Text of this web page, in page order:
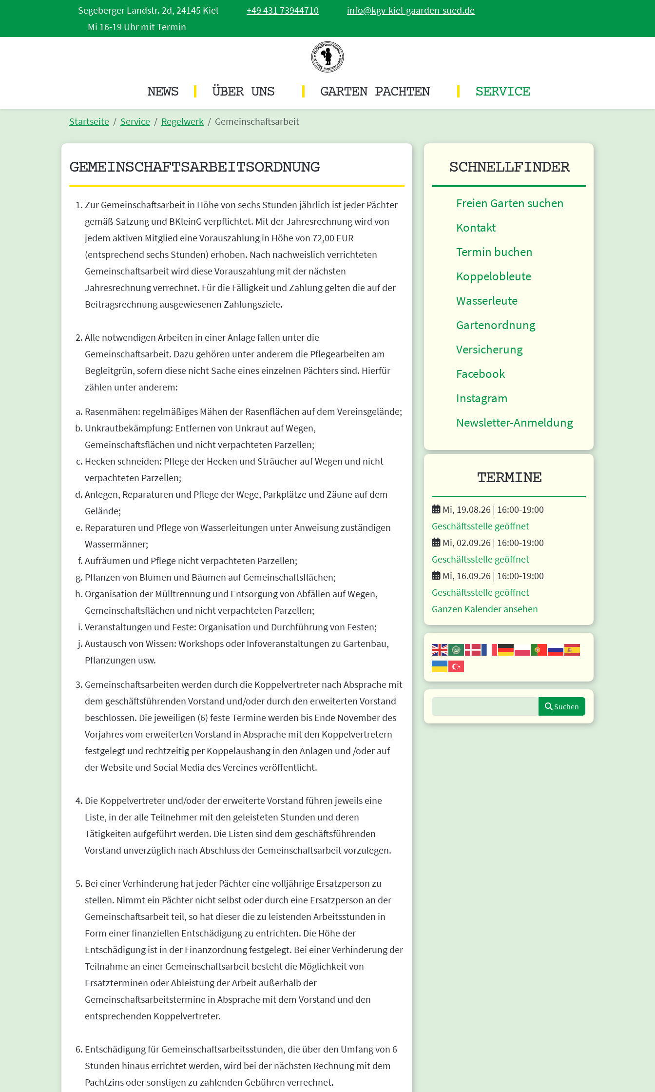
Segeberger Landstr. 2d, 24145 Kiel +49 431 73944710
info@kgv-kiel-gaarden-sued.de
Mi 16-19 Uhr mit Termin
NEWS ÜBER UNS GARTEN PACHTEN SERVICE
Startseite Service Regelwerk Gemeinschaftsarbeit
GEMEINSCHAFTSARBEITSORDNUNG
Zur Gemeinschaftsarbeit in Höhe von sechs Stunden jährlich ist jeder Pächter
gemäß Satzung und BKleinG verpflichtet. Mit der Jahresrechnung wird von
jedem aktiven Mitglied eine Vorauszahlung in Höhe von 72,00 EUR
(entsprechend sechs Stunden) erhoben. Nach nachweislich verrichteten
Gemeinschaftsarbeit wird diese Vorauszahlung mit der nächsten
Jahresrechnung verrechnet. Für die Fälligkeit und Zahlung gelten die auf der
Beitragsrechnung ausgewiesenen Zahlungsziele.
Alle notwendigen Arbeiten in einer Anlage fallen unter die
Gemeinschaftsarbeit. Dazu gehören unter anderem die Pflegearbeiten am
Begleitgrün, sofern diese nicht Sache eines einzelnen Pächters sind. Hierfür
zählen unter anderem:
Rasenmähen: regelmäßiges Mähen der Rasenflächen auf dem Vereinsgelände;
Unkrautbekämpfung: Entfernen von Unkraut auf Wegen,
Gemeinschaftsflächen und nicht verpachteten Parzellen;
Hecken schneiden: Pflege der Hecken und Sträucher auf Wegen und nicht
verpachteten Parzellen;
Anlegen, Reparaturen und Pflege der Wege, Parkplätze und Zäune auf dem
Gelände;
Reparaturen und Pflege von Wasserleitungen unter Anweisung zuständigen
Wassermänner;
Aufräumen und Pflege nicht verpachteten Parzellen;
Pflanzen von Blumen und Bäumen auf Gemeinschaftsflächen;
Organisation der Mülltrennung und Entsorgung von Abfällen auf Wegen,
Gemeinschaftsflächen und nicht verpachteten Parzellen;
Veranstaltungen und Feste: Organisation und Durchführung von Festen;
Austausch von Wissen: Workshops oder Infoveranstaltungen zu Gartenbau,
Pflanzungen usw.
Gemeinschaftsarbeiten werden durch die Koppelvertreter nach Absprache mit
dem geschäftsführenden Vorstand und/oder durch den erweiterten Vorstand
beschlossen. Die jeweiligen (6) feste Termine werden bis Ende November des
Vorjahres vom erweiterten Vorstand in Absprache mit den Koppelvertretern
festgelegt und rechtzeitig per Koppelaushang in den Anlagen und /oder auf
der Website und Social Media des Vereines veröffentlicht.
Die Koppelvertreter und/oder der erweiterte Vorstand führen jeweils eine
Liste, in der alle Teilnehmer mit den geleisteten Stunden und deren
Tätigkeiten aufgeführt werden. Die Listen sind dem geschäftsführenden
Vorstand unverzüglich nach Abschluss der Gemeinschaftsarbeit vorzulegen.
Bei einer Verhinderung hat jeder Pächter eine volljährige Ersatzperson zu
stellen. Nimmt ein Pächter nicht selbst oder durch eine Ersatzperson an der
Gemeinschaftsarbeit teil, so hat dieser die zu leistenden Arbeitsstunden in
Form einer finanziellen Entschädigung zu entrichten. Die Höhe der
Entschädigung ist in der Finanzordnung festgelegt. Bei einer Verhinderung der
Teilnahme an einer Gemeinschaftsarbeit besteht die Möglichkeit von
Ersatzterminen oder Ableistung der Arbeit außerhalb der
Gemeinschaftsarbeitstermine in Absprache mit dem Vorstand und den
entsprechenden Koppelvertreter.
Entschädigung für Gemeinschaftsarbeitsstunden, die über den Umfang von 6
Stunden hinaus errichtet werden, wird bei der nächsten Rechnung mit dem
Pachtzins oder sonstigen zu zahlenden Gebühren verrechnet.
SCHNELLFINDER
Freien Garten suchen
Kontakt
Termin buchen
Koppelobleute
Wasserleute
Gartenordnung
Versicherung
Facebook
Instagram
Newsletter-Anmeldung
TERMINE
Mi, 19.08.26 | 16:00-19:00
Geschäftsstelle geöffnet
Mi, 02.09.26 | 16:00-19:00
Geschäftsstelle geöffnet
Mi, 16.09.26 | 16:00-19:00
Geschäftsstelle geöffnet
Ganzen Kalender ansehen
Suchen